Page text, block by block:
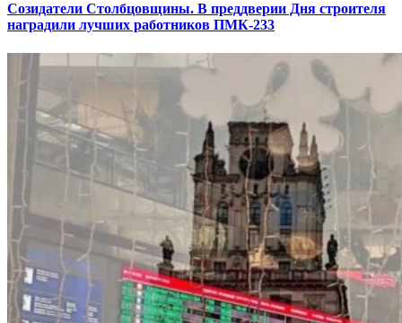
Созидатели Столбцовщины. В преддверии Дня строителя
наградили лучших работников ПМК-233